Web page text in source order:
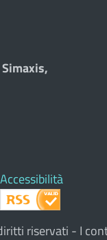
Accessibilità
riservati - I